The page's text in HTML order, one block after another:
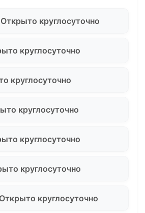
круглосуточно
круглосуточно
круглосуточно
круглосуточно
круглосуточно
круглосуточно
круглосуточно